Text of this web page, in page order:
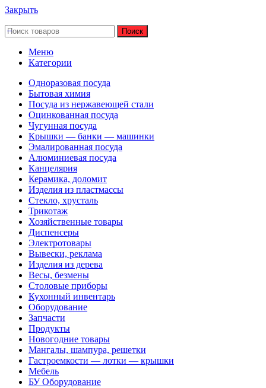
Закрыть
Поиск
Меню
Категории
Одноразовая посуда
Бытовая химия
Посуда из нержавеющей стали
Оцинкованная посуда
Чугунная посуда
Крышки — банки — машинки
Эмалированная посуда
Алюминиевая посуда
Канцелярия
Керамика, доломит
Изделия из пластмассы
Стекло, хрусталь
Трикотаж
Хозяйственные товары
Диспенсеры
Электротовары
Вывески, реклама
Изделия из дерева
Весы, безмены
Столовые приборы
Кухонный инвентарь
Оборудование
Запчасти
Продукты
Новогодние товары
Мангалы, шампура, решетки
Гастроемкости — лотки — крышки
Мебель
БУ Оборудование